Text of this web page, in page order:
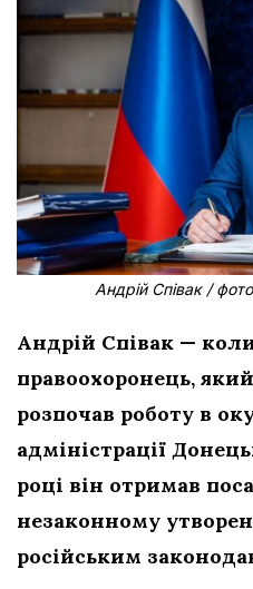
Андрій Співак /
Андрій Співак —
правоохоронець,
розпочав роботу в
адміністрації
році він отримав
незаконному
російським